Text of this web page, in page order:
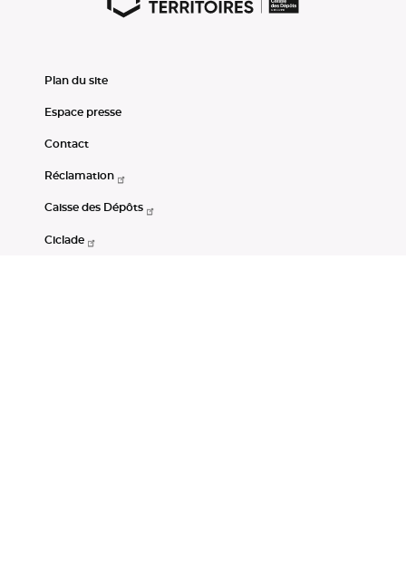
Plan du site
Espace presse
Contact
Réclamation
Caisse des Dépôts
Ciclade